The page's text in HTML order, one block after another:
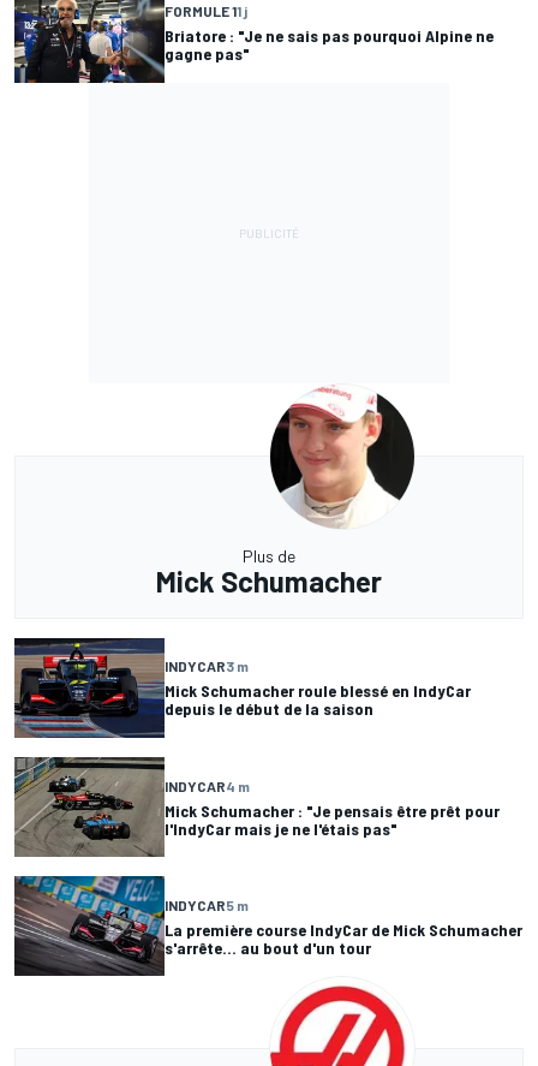
FORMULE 11 j
Briatore : "Je ne sais pas pourquoi Alpine ne
gagne pas"
Plus de
Mick Schumacher
INDYCAR3 m
Mick Schumacher roule blessé en IndyCar
depuis le début de la saison
INDYCAR4 m
Mick Schumacher : "Je pensais être prêt pour
l'IndyCar mais je ne l'étais pas"
INDYCAR5 m
La première course IndyCar de Mick Schumacher
s'arrête... au bout d'un tour